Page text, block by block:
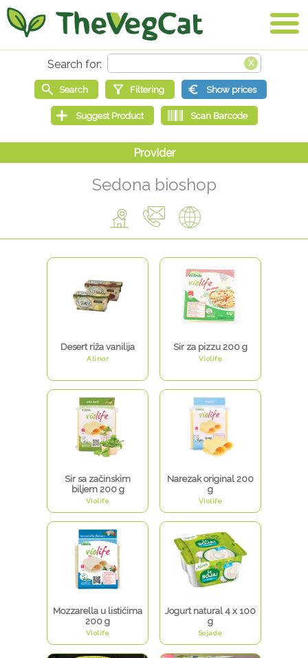
Sedona bioshop
Desert riža vanilija
Alinor
Sir za pizzu 200 g
Violife
Sir sa začinskim
biljem 200 g
Violife
Narezak original 200
g
Violife
Mozzarella u listićima
200 g
Violife
Jogurt natural 4 x 100
g
Sojade